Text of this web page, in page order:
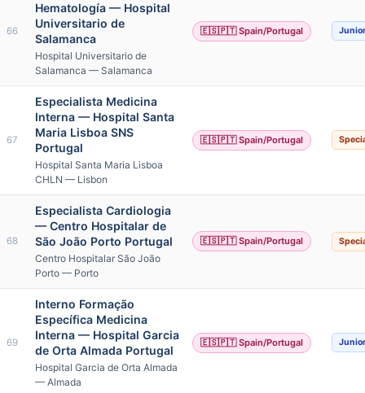
66
Hematología — Hospital
Universitario de
Salamanca
Hospital Universitario de
Salamanca — Salamanca
🇪🇸🇵🇹 Spain/Portugal Junior
67
Especialista Medicina
Interna — Hospital Santa
Maria Lisboa SNS
Portugal
Hospital Santa Maria Lisboa
CHLN — Lisbon
🇪🇸🇵🇹 Spain/Portugal
68
Especialista Cardiologia
— Centro Hospitalar de
São João Porto Portugal
Centro Hospitalar São João
Porto — Porto
🇪🇸🇵🇹 Spain/Portugal
69
Interno Formação
Específica Medicina
Interna — Hospital Garcia
de Orta Almada Portugal
Hospital Garcia de Orta Almada
— Almada
🇪🇸🇵🇹 Spain/Portugal Junior